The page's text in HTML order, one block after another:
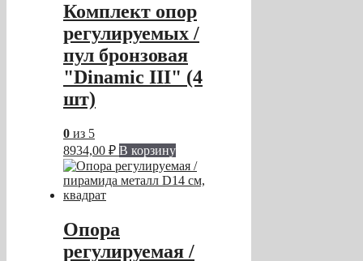
Комплект опор
регулируемых /
пул бронзовая
"Dinamic III" (4
шт)
0 из 5
8934,00 ₽ В корзину
Опора
регулируемая /